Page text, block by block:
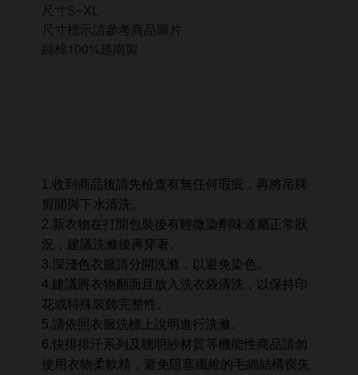
尺寸S~XL
尺寸標示請參考商品圖片
純棉100%越南製
1.收到商品後請先檢查有無任何瑕疵，再將吊牌
剪開與下水清洗。
2.新衣物在打開包裝後有輕微染劑味道屬正常狀
況，建議洗滌後再穿著。
3.深淺色衣服請分開洗滌，以避免染色。
4.建議將衣物翻面且放入洗衣袋清洗，以保持印
花或特殊裝飾完整性。
5.請依照衣服洗標上說明進行洗滌。
6.快排排汗系列及聰明紗材質等機能性商品請勿
使用衣物柔軟精，避免阻塞纖維的毛細結構喪失